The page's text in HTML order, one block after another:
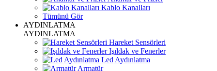
Kablo Kanalları
Tümünü Gör
AYDINLATMA
AYDINLATMA
Hareket Sensörleri
Işıldak ve Fenerler
Led Aydınlatma
Armatür